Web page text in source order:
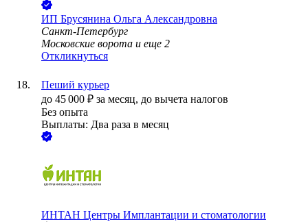
ИП Брусянина Ольга Александровна
Санкт-Петербург
Московские ворота и еще 2
Откликнуться
Пеший курьер
до 45 000 ₽ за месяц, до вычета налогов
Без опыта
Выплаты: Два раза в месяц
ИНТАН Центры Имплантации и стоматологии